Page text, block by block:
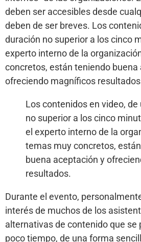
deben ser accesibles desde
deben de ser breves. Los
duración no superior a los cinco
experto interno de la
concretos, están teniendo buena
ofreciendo magníficos
Los contenidos en video, de
no superior a los cinco
el experto interno de la
temas muy concretos,
buena aceptación y
resultados.
Durante el evento,
interés de muchos de los
alternativas de contenido que se
poco tiempo, de una forma